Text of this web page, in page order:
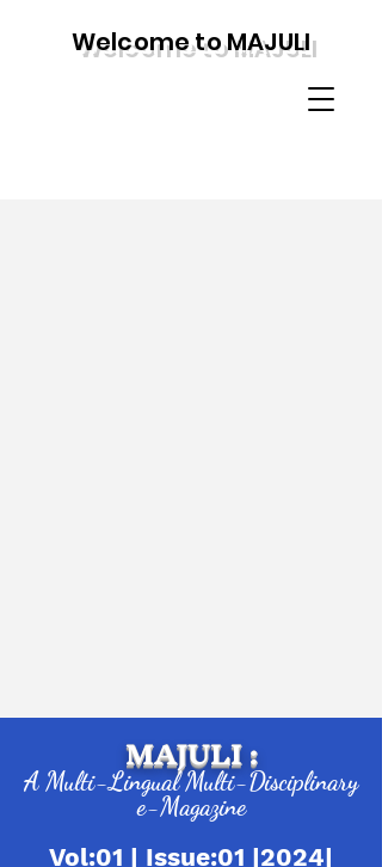
Welcome to MAJULI
MAJULI :
A Multi-Lingual Multi-Disciplinary
e-Magazine
Vol:01 | Issue:01 |2024|